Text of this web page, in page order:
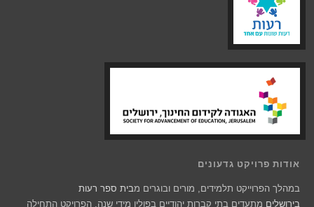
אודות פרויקט גדעונים
במהלך הפרוייקט תלמידים, מורים ובוגרים מבית ספר רעות
בירושלים מתעדים בתי קברות יהודיים בפולין מידי שנה. הפרויקט התחילה